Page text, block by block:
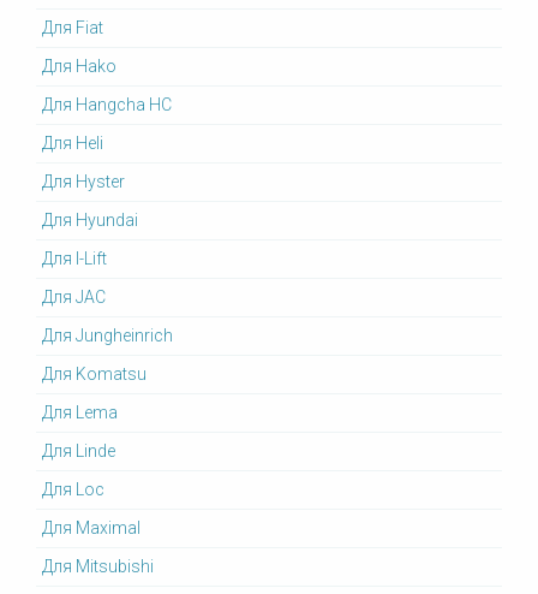
Для Fiat
Для Hako
Для Hangcha HC
Для Heli
Для Hyster
Для Hyundai
Для I-Lift
Для JAC
Для Jungheinrich
Для Komatsu
Для Lema
Для Linde
Для Loc
Для Maximal
Для Mitsubishi